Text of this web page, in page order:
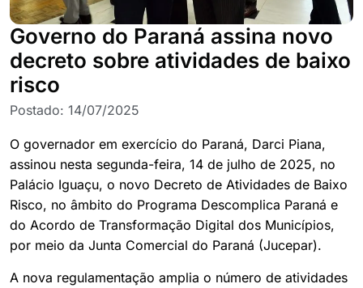
Governo do Paraná assina novo
decreto sobre atividades de baixo
risco
Postado: 14/07/2025
O governador em exercício do Paraná, Darci Piana,
assinou nesta segunda-feira, 14 de julho de 2025, no
Palácio Iguaçu, o novo Decreto de Atividades de Baixo
Risco, no âmbito do Programa Descomplica Paraná e
do Acordo de Transformação Digital dos Municípios,
por meio da Junta Comercial do Paraná (Jucepar).
A nova regulamentação amplia o número de atividades